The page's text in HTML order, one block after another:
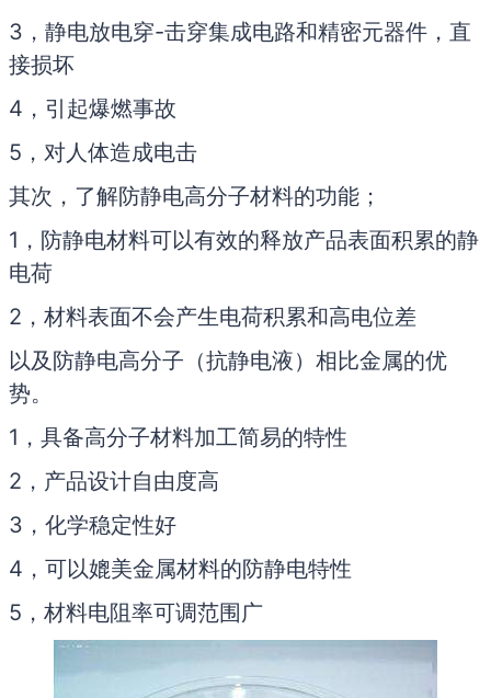
3，静电放电穿-击穿集成电路和精密元器件，直
接损坏
4，引起爆燃事故
5，对人体造成电击
其次，了解防静电高分子材料的功能；
1，防静电材料可以有效的释放产品表面积累的静
电荷
2，材料表面不会产生电荷积累和高电位差
以及防静电高分子（抗静电液）相比金属的优
势。
1，具备高分子材料加工简易的特性
2，产品设计自由度高
3，化学稳定性好
4，可以媲美金属材料的防静电特性
5，材料电阻率可调范围广